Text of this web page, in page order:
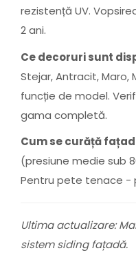
rezistență UV.
2 ani.
Ce decoruri sunt
Stejar, Antracit, Maro,
funcție de model.
gama completă.
Cum se curăță
(presiune medie sub
Pentru pete tenace -
Ultima actualizare:
sistem siding fațadă.